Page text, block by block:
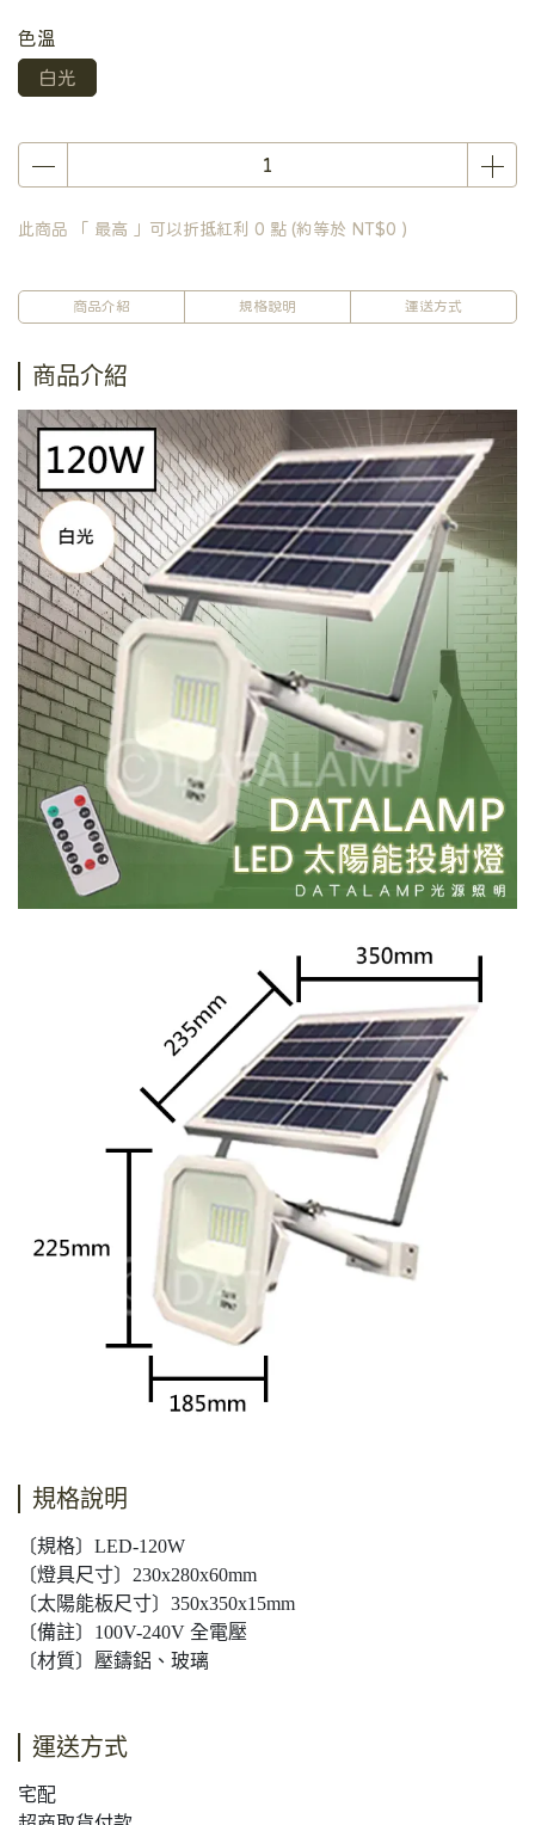
色溫
白光
此商品 「 最高 」可以折抵紅利 0 點 (約等於 NT$0 )
商品介紹 規格說明 運送方式
商品介紹
規格說明
〔規格〕LED-120W
〔燈具尺寸〕230x280x60mm
〔太陽能板尺寸〕350x350x15mm
〔備註〕100V-240V 全電壓
〔材質〕壓鑄鋁、玻璃
運送方式
宅配